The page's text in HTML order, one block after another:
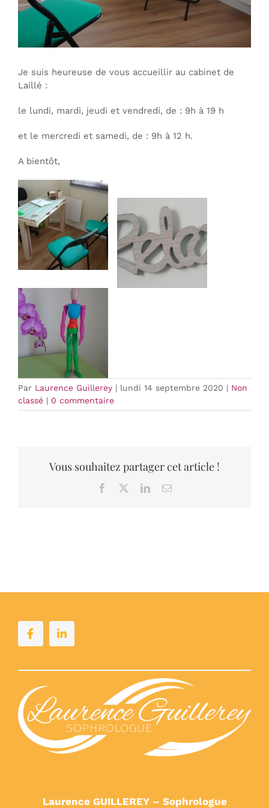
Je suis heureuse de vous accueillir au cabinet de
Laillé :
le lundi, mardi, jeudi et vendredi, de : 9h à 19 h
et le mercredi et samedi, de : 9h à 12 h.
A bientôt,
Par Laurence Guillerey | lundi 14 septembre 2020 | Non
classé | 0 commentaire
Vous souhaitez partager cet article !
Facebook LinkedInEmail
Laurence GUILLEREY – Sophrologue